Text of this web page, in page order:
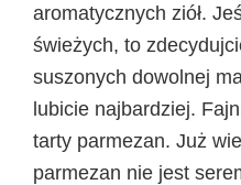
aromatycznych ziół.
świeżych, to
suszonych dowolnej
lubicie najbardziej.
tarty parmezan. Już
parmezan nie jest